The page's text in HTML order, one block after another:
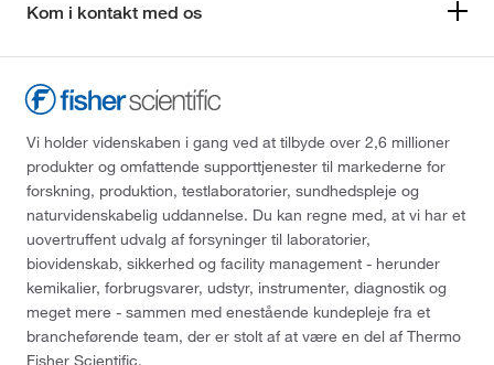
Kom i kontakt med os
Vi holder videnskaben i gang ved at tilbyde over 2,6 millioner
produkter og omfattende supporttjenester til markederne for
forskning, produktion, testlaboratorier, sundhedspleje og
naturvidenskabelig uddannelse. Du kan regne med, at vi har et
uovertruffent udvalg af forsyninger til laboratorier,
biovidenskab, sikkerhed og facility management - herunder
kemikalier, forbrugsvarer, udstyr, instrumenter, diagnostik og
meget mere - sammen med enestående kundepleje fra et
brancheførende team, der er stolt af at være en del af Thermo
Fisher Scientific.